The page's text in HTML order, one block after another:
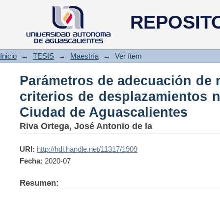
Parámetros de
desplazamientos no
Inicio → TESIS → Maestría → Ver ítem
Parámetros de adecuación de
criterios de desplazamientos
Ciudad de Aguascalientes
Riva Ortega, José Antonio de la
URI: http://hdl.handle.net/11317/1909
Fecha: 2020-07
Resumen: